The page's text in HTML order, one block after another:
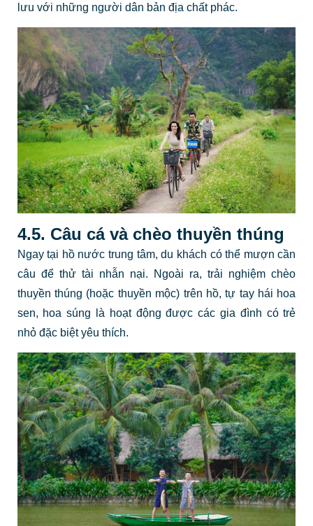
lưu với những người dân bản địa chất phác.
4.5. Câu cá và chèo thuyền thúng
Ngay tại hồ nước trung tâm, du khách có thể mượn cần
câu để thử tài nhẫn nại. Ngoài ra, trải nghiệm chèo
thuyền thúng (hoặc thuyền mộc) trên hồ, tự tay hái hoa
sen, hoa súng là hoạt động được các gia đình có trẻ
nhỏ đặc biệt yêu thích.